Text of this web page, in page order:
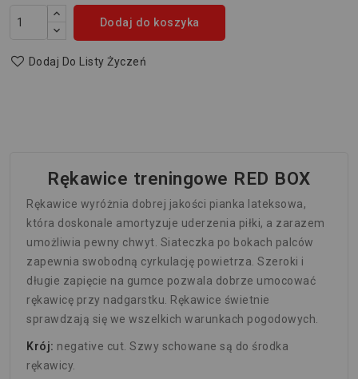
Dodaj do koszyka
Dodaj Do Listy Życzeń
Rękawice treningowe RED BOX
Rękawice wyróżnia dobrej jakości pianka lateksowa,
która doskonale amortyzuje uderzenia piłki, a zarazem
umożliwia pewny chwyt. Siateczka po bokach palców
zapewnia swobodną cyrkulację powietrza. Szeroki i
długie zapięcie na gumce pozwala dobrze umocować
rękawicę przy nadgarstku. Rękawice świetnie
sprawdzają się we wszelkich warunkach pogodowych.
Krój: negative cut. Szwy schowane są do środka
rękawicy.